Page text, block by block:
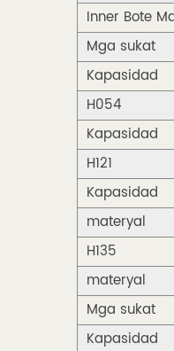
Inner Bote
Mga sukat
Kapasidad
H054
Kapasidad
H121
Kapasidad
materyal
H135
materyal
Mga sukat
Kapasidad